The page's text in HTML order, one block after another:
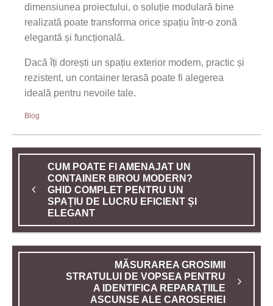
dimensiunea proiectului, o soluție modulară bine
realizată poate transforma orice spațiu într-o zonă
elegantă și funcțională.
Dacă îți dorești un spațiu exterior modern, practic și
rezistent, un container terasă poate fi alegerea
ideală pentru nevoile tale.
Blog
CUM POATE FI AMENAJAT UN
CONTAINER BIROU MODERN?
GHID COMPLET PENTRU UN
SPAȚIU DE LUCRU EFICIENT ȘI
ELEGANT
MĂSURAREA GROSIMII
STRATULUI DE VOPSEA PENTRU
A IDENTIFICA REPARAȚIILE
ASCUNSE ALE CAROSERIEI